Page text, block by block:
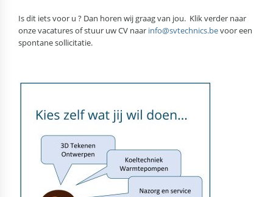
Is dit iets voor u ? Dan horen wij graag van jou. Klik verder naar
onze vacatures of stuur uw CV naar info@svtechnics.bevoor een
spontane sollicitatie.